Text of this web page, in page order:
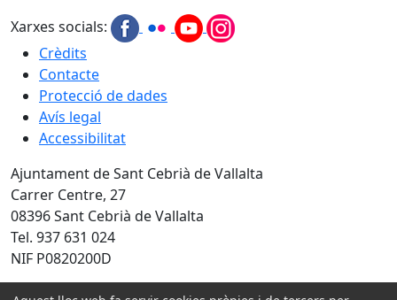
Xarxes socials:
Crèdits
Contacte
Protecció de dades
Avís legal
Accessibilitat
Ajuntament de Sant Cebrià de Vallalta
Carrer Centre, 27
08396 Sant Cebrià de Vallalta
Tel. 937 631 024
NIF P0820200D
Amb la col·laboració de: